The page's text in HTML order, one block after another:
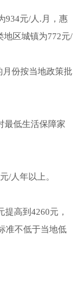
934元/人.月，惠
地区城镇为772元/
月份按当地政策批
最低生活保障家
/人年以上。
高到4260元，
准不低于当地低